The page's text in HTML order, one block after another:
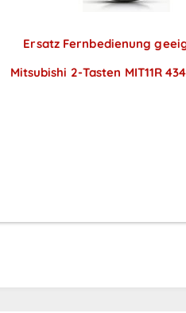
Ersatz Fernbedienung
Mitsubishi 2-Tasten MIT11R